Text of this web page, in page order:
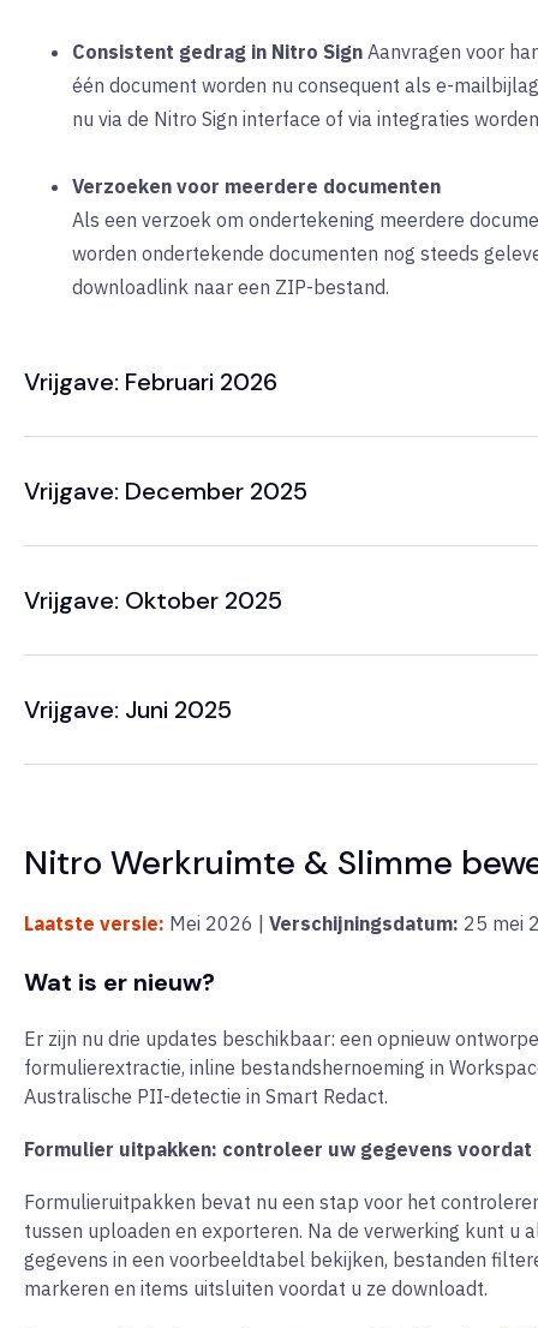
Consistent gedrag in Nitro Sign Aanvragen voor
één document worden nu consequent als e-
nu via de Nitro Sign interface of via integraties
Verzoeken voor meerdere documenten
Als een verzoek om ondertekening meerdere
worden ondertekende documenten nog steeds
downloadlink naar een ZIP-bestand.
Vrijgave: Februari 2026
Vrijgave: December 2025
Vrijgave: Oktober 2025
Vrijgave: Juni 2025
Nitro Werkruimte & Slimme
Laatste versie: Mei 2026 | Verschijningsdatum: 25 mei
Wat is er nieuw?
Er zijn nu drie updates beschikbaar: een opnieuw
formulierextractie, inline bestandshernoeming in
Australische PII-detectie in Smart Redact.
Formulier uitpakken: controleer uw gegevens
Formulieruitpakken bevat nu een stap voor het
tussen uploaden en exporteren. Na de verwerking kunt u
gegevens in een voorbeeldtabel bekijken, bestanden
markeren en items uitsluiten voordat u ze downloadt.